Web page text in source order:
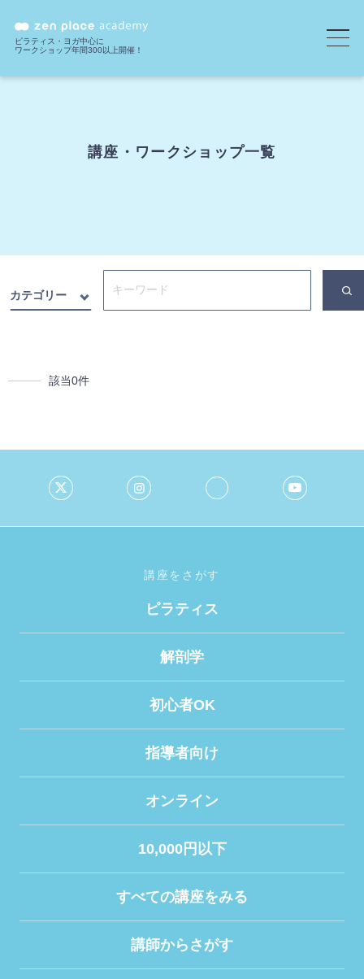
ピラティス・ヨガ中心に
ワークショップ年間300以上開催！
講座・ワークショップ一覧
カテゴリー
該当0件
講座をさがす
ピラティス
解剖学
初心者OK
指導者向け
オンライン
10,000円以下
すべての講座をみる
講師からさがす